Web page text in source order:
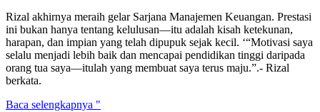
NTTData
Jakarta
Rizal akhirnya meraih gelar Sarjana Manajemen Keuangan. Prestasi
ini bukan hanya tentang kelulusan—itu adalah kisah ketekunan,
harapan, dan impian yang telah dipupuk sejak kecil. ‘“Motivasi saya
selalu menjadi lebih baik dan mencapai pendidikan tinggi daripada
orang tua saya—itulah yang membuat saya terus maju.”.- Rizal
berkata.
Perjalanan
Baca selengkapnya "